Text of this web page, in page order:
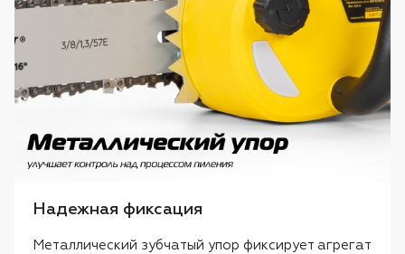
Надежная фиксация
Металлический зубчатый упор фиксирует агрегат